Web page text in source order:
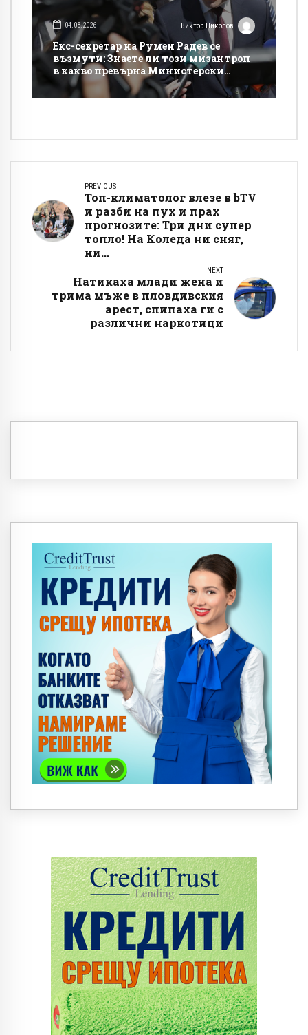
04.08.2026 Виктор Николов
Екс-секретар на Румен Радев се
възмути: Знаете ли този мизантроп
в какво превърна Министерски
съвет!?
PREVIOUS
Топ-климатолог влезе в bTV
и разби на пух и прах
прогнозите: Три дни супер
топло! На Коледа ни сняг,
ни...
NEXT
Натикаха млади жена и
трима мъже в пловдивския
арест, спипаха ги с
различни наркотици